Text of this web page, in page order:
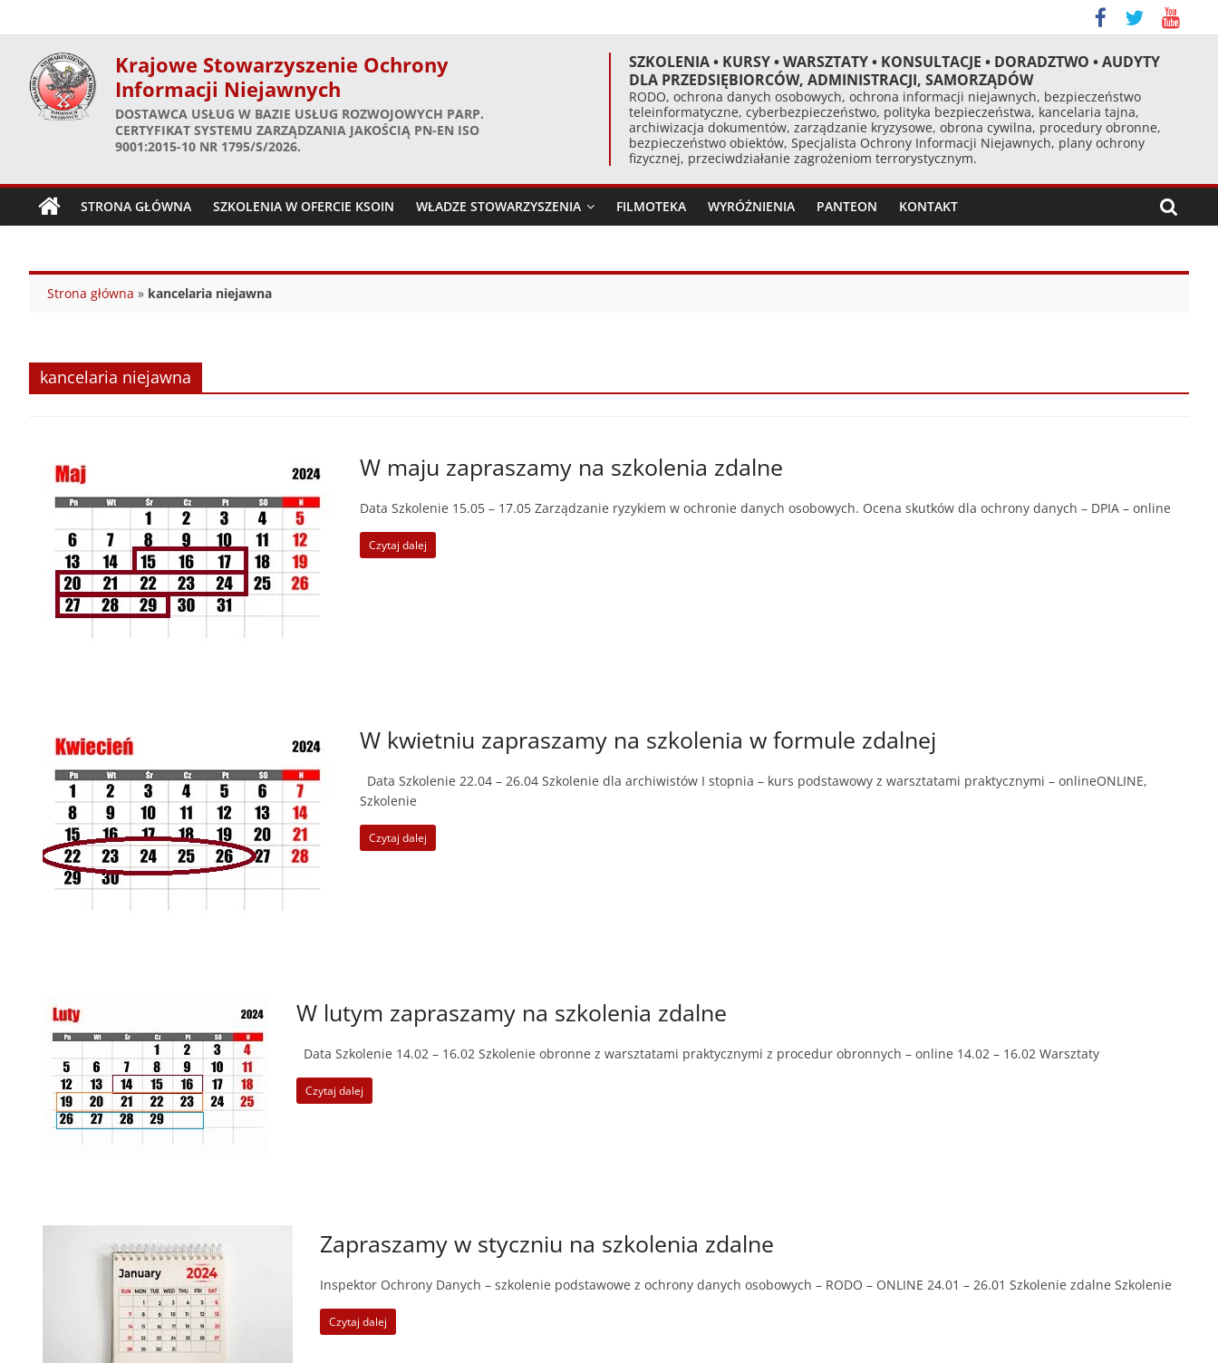
to
content
Krajowe Stowarzyszenie Ochrony
Informacji Niejawnych
DOSTAWCA USŁUG W BAZIE USŁUG ROZWOJOWYCH PARP.
CERTYFIKAT SYSTEMU ZARZĄDZANIA JAKOŚCIĄ PN-EN ISO
9001:2015-10 NR 1795/S/2026.
SZKOLENIA • KURSY • WARSZTATY • KONSULTACJE • DORADZTWO • AUDYTY
DLA PRZEDSIĘBIORCÓW, ADMINISTRACJI, SAMORZĄDÓW
RODO, ochrona danych osobowych, ochrona informacji niejawnych, bezpieczeństwo
teleinformatyczne, cyberbezpieczeństwo, polityka bezpieczeństwa, kancelaria tajna,
archiwizacja dokumentów, zarządzanie kryzysowe, obrona cywilna, procedury obronne,
bezpieczeństwo obiektów, Specjalista Ochrony Informacji Niejawnych, plany ochrony
fizycznej, przeciwdziałanie zagrożeniom terrorystycznym.
STRONA GŁÓWNA SZKOLENIA W OFERCIE KSOIN WŁADZE STOWARZYSZENIA FILMOTEKA WYRÓŻNIENIA PANTEON KONTAKT
Strona główna » kancelaria niejawna
kancelaria niejawna
W maju zapraszamy na szkolenia zdalne
Data Szkolenie 15.05 – 17.05 Zarządzanie ryzykiem w ochronie danych osobowych. Ocena skutków dla ochrony danych – DPIA – online
Czytaj dalej
W kwietniu zapraszamy na szkolenia w formule zdalnej
Data Szkolenie 22.04 – 26.04 Szkolenie dla archiwistów I stopnia – kurs podstawowy z warsztatami praktycznymi – onlineONLINE,
Szkolenie
Czytaj dalej
W lutym zapraszamy na szkolenia zdalne
Data Szkolenie 14.02 – 16.02 Szkolenie obronne z warsztatami praktycznymi z procedur obronnych – online 14.02 – 16.02 Warsztaty
Czytaj dalej
Zapraszamy w styczniu na szkolenia zdalne
Inspektor Ochrony Danych – szkolenie podstawowe z ochrony danych osobowych – RODO – ONLINE 24.01 – 26.01 Szkolenie zdalne Szkolenie
Czytaj dalej